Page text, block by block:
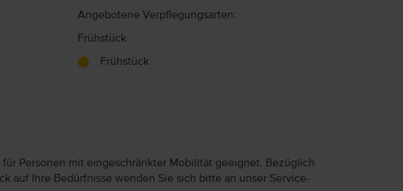
Angebotene Verpflegungsarten:
Frühstück
Frühstück
Personen mit eingeschränkter Mobilität geeignet. Bezüglich
auf Ihre Bedürfnisse wenden Sie sich bitte an unser Service-